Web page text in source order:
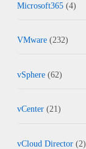
Microsoft365 (4)
VMware (232)
vSphere (62)
vCenter (21)
vCloud Director (2)